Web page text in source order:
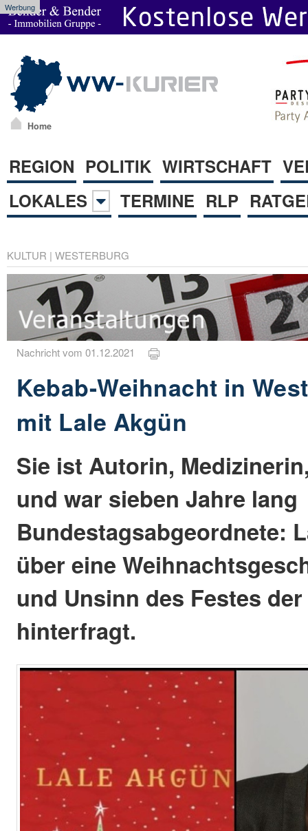
Werbung
Home
REGION POLITIK WIRTSCHAFT
LOKALES
TERMINE RLP
KULTUR | WESTERBURG
Nachricht vom 01.12.2021
Kebab-Weihnacht in
mit Lale Akgün
Sie ist Autorin,
und war sieben Jahre lang
Bundestagsabgeordnete:
über eine
und Unsinn des Festes
hinterfragt.